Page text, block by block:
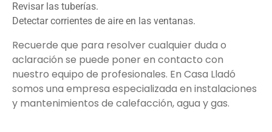
Revisar las tuberías.
Detectar corrientes de aire en las ventanas.
Recuerde que para resolver cualquier duda o
aclaración se puede poner en contacto con
nuestro equipo de profesionales. En Casa Lladó
somos una empresa especializada en instalaciones
y mantenimientos de calefacción, agua y gas.